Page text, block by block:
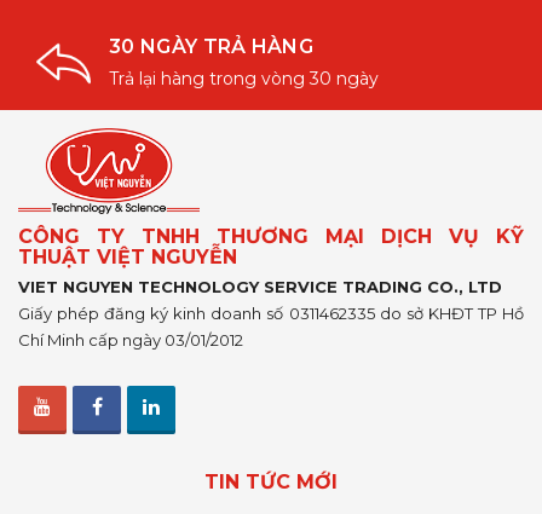
30 NGÀY TRẢ HÀNG
Trả lại hàng trong vòng 30 ngày
CÔNG TY TNHH THƯƠNG MẠI DỊCH VỤ KỸ
THUẬT VIỆT NGUYỄN
VIET NGUYEN TECHNOLOGY SERVICE TRADING CO., LTD
Giấy phép đăng ký kinh doanh số 0311462335 do sở KHĐT TP Hồ
Chí Minh cấp ngày 03/01/2012
TIN TỨC MỚI